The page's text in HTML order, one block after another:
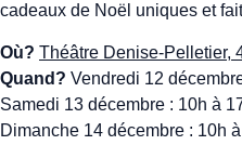
cadeaux de Noël uniques et
Où? Théâtre Denise-Pelletier,
Quand? Vendredi 12
Samedi 13 décembre : 10h à
Dimanche 14 décembre : 10h